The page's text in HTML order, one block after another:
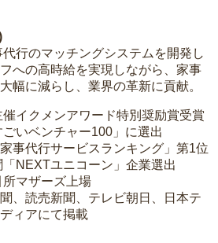
行のマッチングシステムを開発し
への高時給を実現しながら、家事
幅に減らし、業界の革新に貢献。
イクメンアワード特別奨励賞受賞
いベンチャー100」に選出
事代行サービスランキング」第1位
NEXTユニコーン」企業選出
マザーズ上場
、読売新聞、テレビ朝日、日本テ
ィアにて掲載